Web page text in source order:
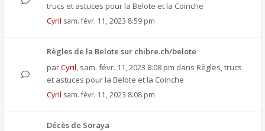
trucs et astuces pour la Belote et la Coinche
Cyril sam. févr. 11, 2023 8:59 pm
Règles de la Belote sur chibre.ch/belote
parCyril, sam. févr. 11, 2023 8:08 pm dans Règles, trucs
et astuces pour la Belote et la Coinche
Cyril sam. févr. 11, 2023 8:08 pm
Décès de Soraya